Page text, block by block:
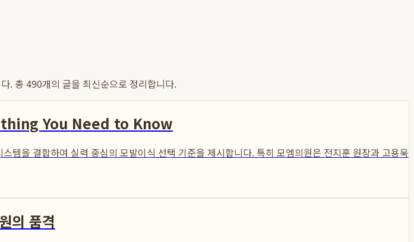
. 총 490개의 글을 최신순으로 정리합니다.
You Need to Know
을 결합하여 실력 중심의 모발이식 선택 기준을 제시합니다. 특히 모엠의원은 전지훈 원장과 고용욱
의 품격